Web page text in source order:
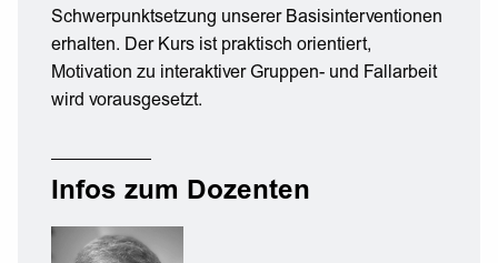
Schwerpunktsetzung unserer Basisinterventionen
erhalten. Der Kurs ist praktisch orientiert,
Motivation zu interaktiver Gruppen- und Fallarbeit
wird vorausgesetzt.
Infos zum Dozenten